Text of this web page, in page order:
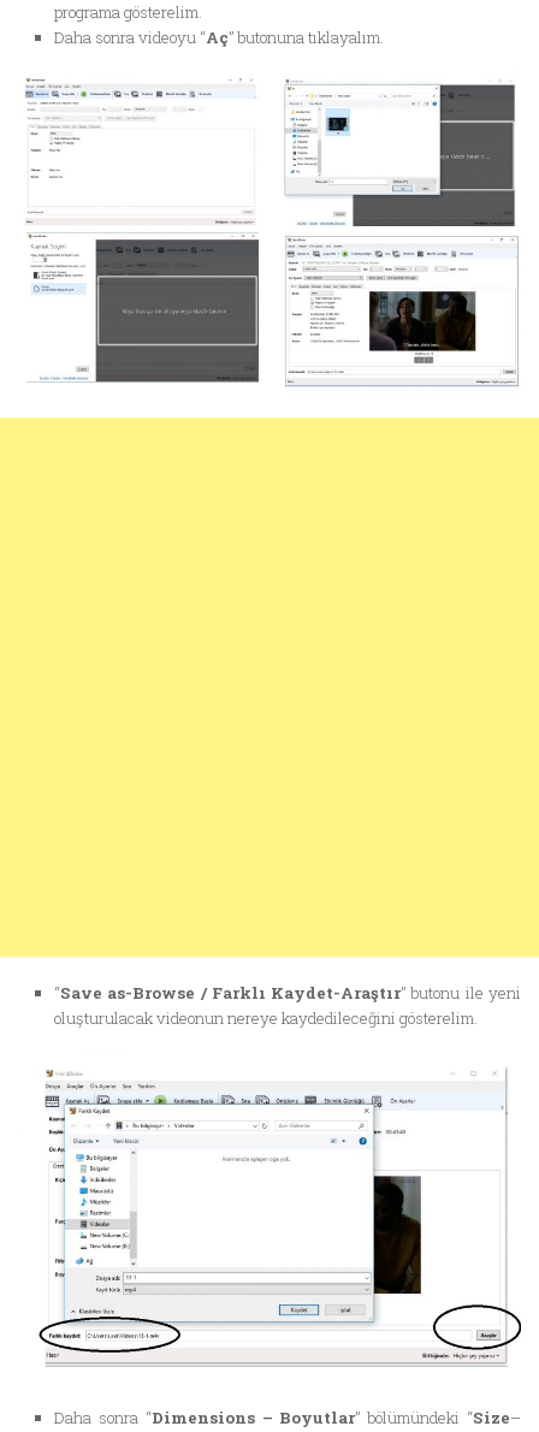
programa gösterelim.
Daha sonra videoyu “Aç” butonuna tıklayalım.
“Save as-Browse / Farklı Kaydet-Araştır” butonu ile yeni
oluşturulacak videonun nereye kaydedileceğini gösterelim.
Daha sonra “Dimensions – Boyutlar” bölümündeki “Size–